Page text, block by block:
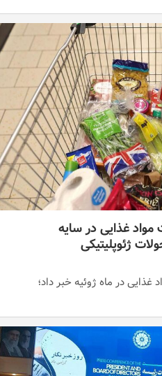
غذایی در سایه
ژئوپلیتیکی
در ماه ژوئیه خبر داد؛